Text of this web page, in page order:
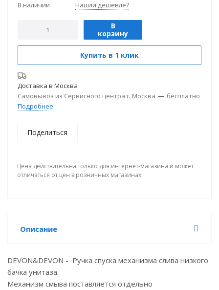
В наличии Нашли дешевле?
В
корзину
Купить в 1 клик
Доставка в Москва
Самовывоз из Сервисного центра г. Москва — бесплатно
Подробнее
Поделиться
Цена действительна только для интернет-магазина и может
отличаться от цен в розничных магазинах
Описание
DEVON&DEVON - Ручка спуска механизма слива низкого
бачка унитаза.
Механизм смыва поставляется отдельно